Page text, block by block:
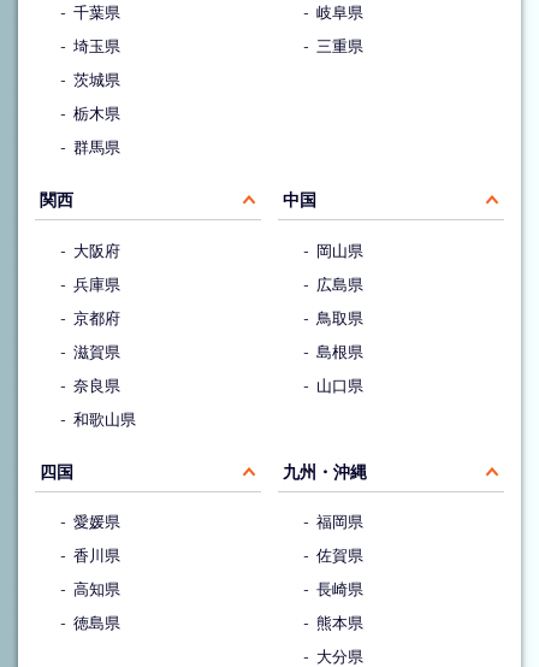
千葉県
埼玉県
茨城県
栃木県
群馬県
岐阜県
三重県
関西
大阪府
兵庫県
京都府
滋賀県
奈良県
和歌山県
中国
岡山県
広島県
鳥取県
島根県
山口県
四国
愛媛県
香川県
高知県
徳島県
九州・沖縄
福岡県
佐賀県
長崎県
熊本県
大分県